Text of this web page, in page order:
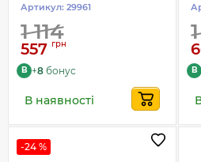
Артикул: 29961
1 114
557 грн
B +8 бонус
В наявності
B
-24 %